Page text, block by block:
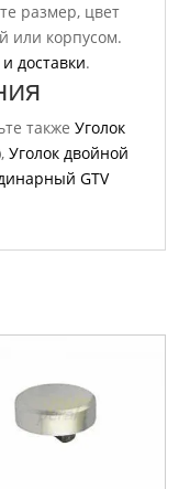
размер, цвет
или корпусом.
доставки.
такжеУголок
,Уголок двойной
GTV